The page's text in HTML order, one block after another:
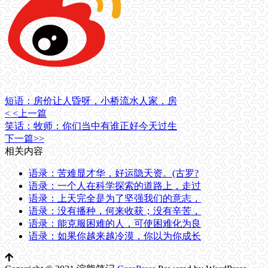
短语：房价让人昏呀，小桥流水人家，房
< <上一篇
笑话：牧师：你们当中有谁正好今天过生
下一篇>>
相关内容
语录：苦难显才华，好运隐天资。(古罗?
语录：一个人在科学探索的道路上，走过
语录：上天完全是为了坚强我们的意志，
语录：没有播种，何来收获；没有辛苦，
语录：能克服困难的人，可使困难化为良
语录：如果你越来越冷漠，你以为你成长